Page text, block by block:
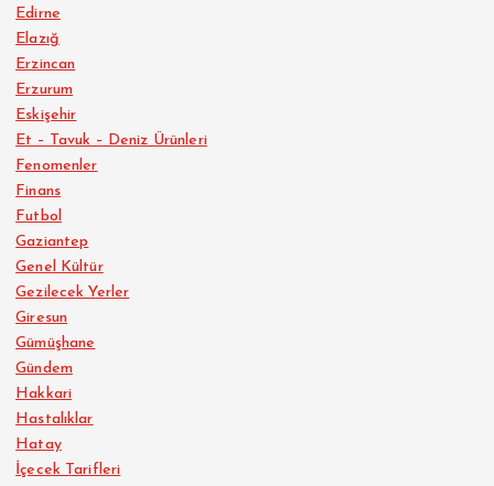
Edirne
Elazığ
Erzincan
Erzurum
Eskişehir
Et – Tavuk – Deniz Ürünleri
Fenomenler
Finans
Futbol
Gaziantep
Genel Kültür
Gezilecek Yerler
Giresun
Gümüşhane
Gündem
Hakkari
Hastalıklar
Hatay
İçecek Tarifleri